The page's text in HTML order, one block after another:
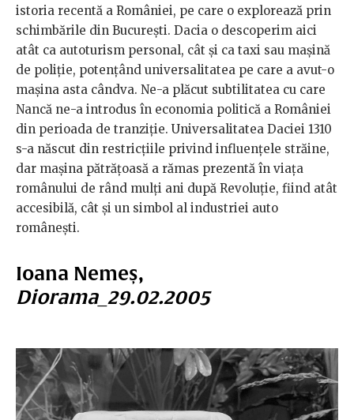
istoria recentă a României, pe care o explorează prin
schimbările din București. Dacia o descoperim aici
atât ca autoturism personal, cât și ca taxi sau mașină
de poliție, potențând universalitatea pe care a avut-o
mașina asta cândva. Ne-a plăcut subtilitatea cu care
Nancă ne-a introdus în economia politică a României
din perioada de tranziție. Universalitatea Daciei 1310
s-a născut din restricțiile privind influențele străine,
dar mașina pătrățoasă a rămas prezentă în viața
românului de rând mulți ani după Revoluție, fiind atât
accesibilă, cât și un simbol al industriei auto
românești.
Ioana Nemeș,
Diorama_29.02.2005